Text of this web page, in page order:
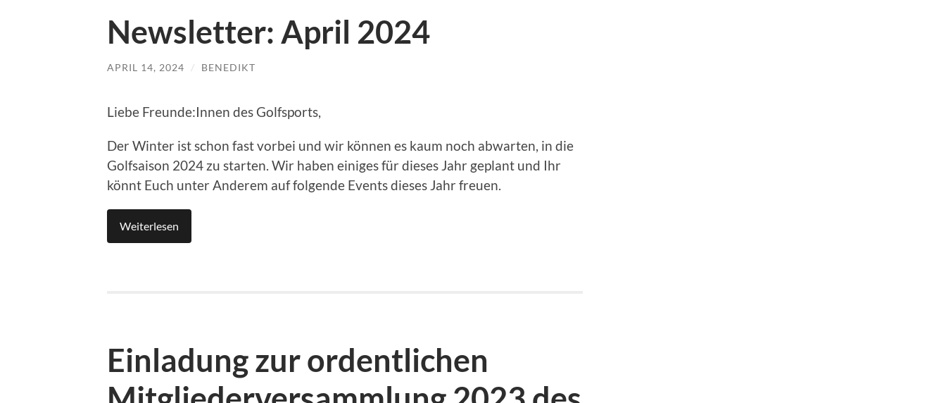
Newsletter: April 2024
APRIL 14, 2024 / BENEDIKT
Liebe Freunde:Innen des Golfsports,
Der Winter ist schon fast vorbei und wir können es kaum noch abwarten, in die
Golfsaison 2024 zu starten. Wir haben einiges für dieses Jahr geplant und Ihr
könnt Euch unter Anderem auf folgende Events dieses Jahr freuen.
Weiterlesen
Einladung zur ordentlichen